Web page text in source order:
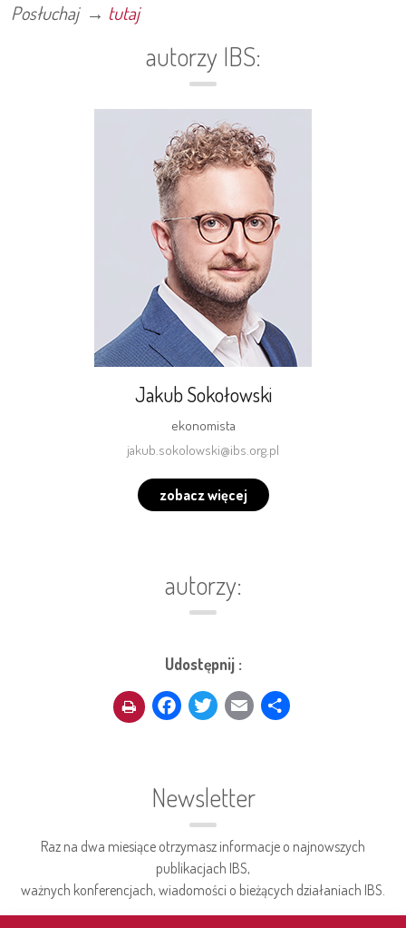
Posłuchaj → tutaj
autorzy IBS:
Jakub Sokołowski
ekonomista
jakub.sokolowski@ibs.org.pl
zobacz więcej
autorzy:
Udostępnij :
Facebook
Twitter
Email
Newsletter
Raz na dwa miesiące otrzymasz informacje o najnowszych
publikacjach IBS,
ważnych konferencjach, wiadomości o bieżących działaniach IBS.